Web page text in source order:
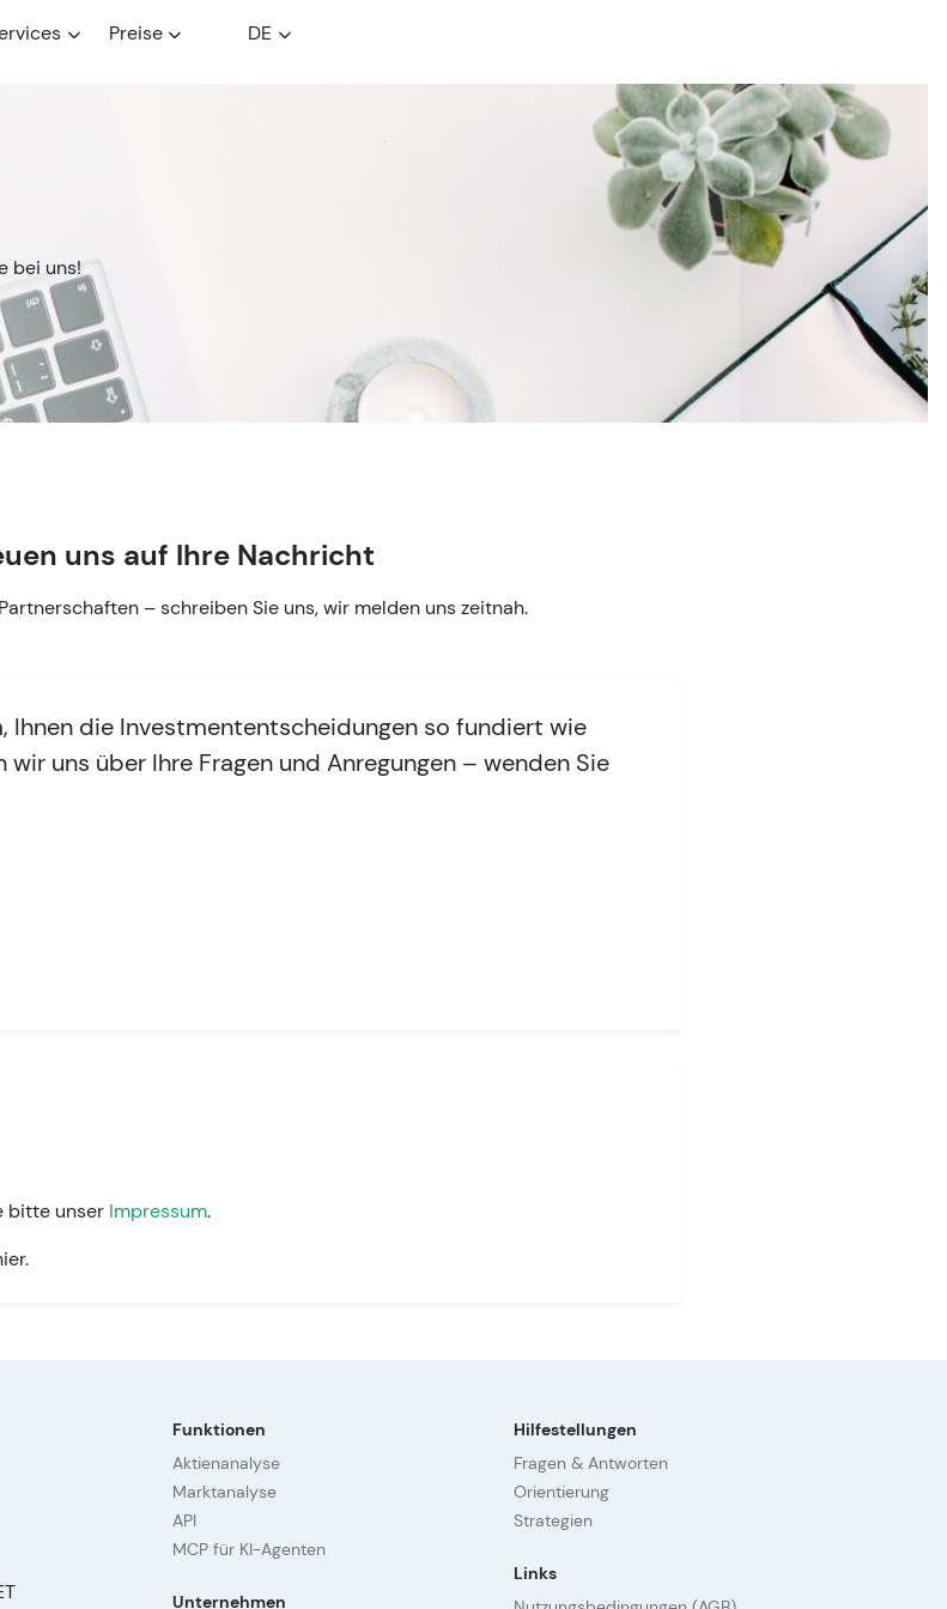
Preise DE
bei uns!
uns auf Ihre Nachricht
– schreiben Sie uns, wir melden uns zeitnah.
Ihnen die Investmententscheidungen so fundiert wie
uns über Ihre Fragen und Anregungen – wenden Sie
bitte unser Impressum.
Funktionen
Aktienanalyse
Marktanalyse
API
MCP für KI-Agenten
Unternehmen
Hilfestellungen
Fragen & Antworten
Orientierung
Strategien
Links